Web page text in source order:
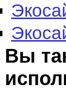
Вы